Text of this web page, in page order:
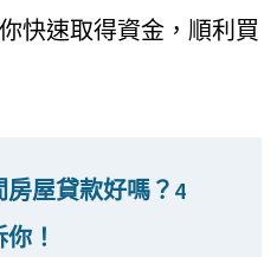
快速取得資金，順利買
房屋貸款好嗎？4
！